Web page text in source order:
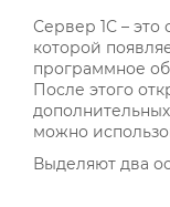
Сервер 1С – это
которой
программное
После этого
можно
Выделяют два